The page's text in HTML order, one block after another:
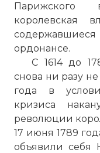
Парижского
королевская
ордонансе.
С 1614 до
снова ни разу
года в
кризиса
революции
17 июня 1789
объявили себя